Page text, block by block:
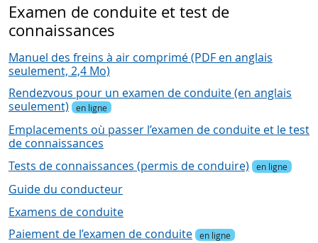
Examen de conduite et test de
connaissances
Manuel des freins à air comprimé (PDF en anglais
seulement, 2,4 Mo)
Rendezvous pour un examen de conduite (en anglais
seulement)
en ligne
Emplacements où passer l’examen de conduite et le test
de connaissances
Tests de connaissances (permis de conduire)
en ligne
Guide du conducteur
Examens de conduite
Paiement de l’examen de conduite
en ligne